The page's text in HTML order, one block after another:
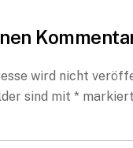
wird nicht
sind mit*